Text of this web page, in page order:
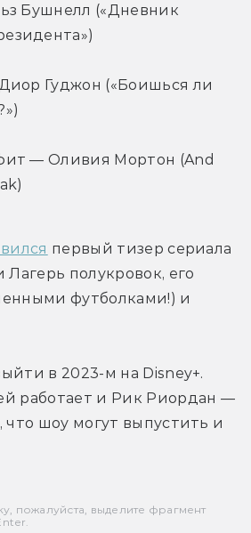
Бушнелл («Дневник
Гуджон («Боишься ли
— Оливия Мортон (And
первый тизер сериала
полукровок, его
футболками!) и
в 2023-м на Disney+.
работает и Рик Риордан —
что шоу могут выпустить и
пожалуйста, выделите фрагмент